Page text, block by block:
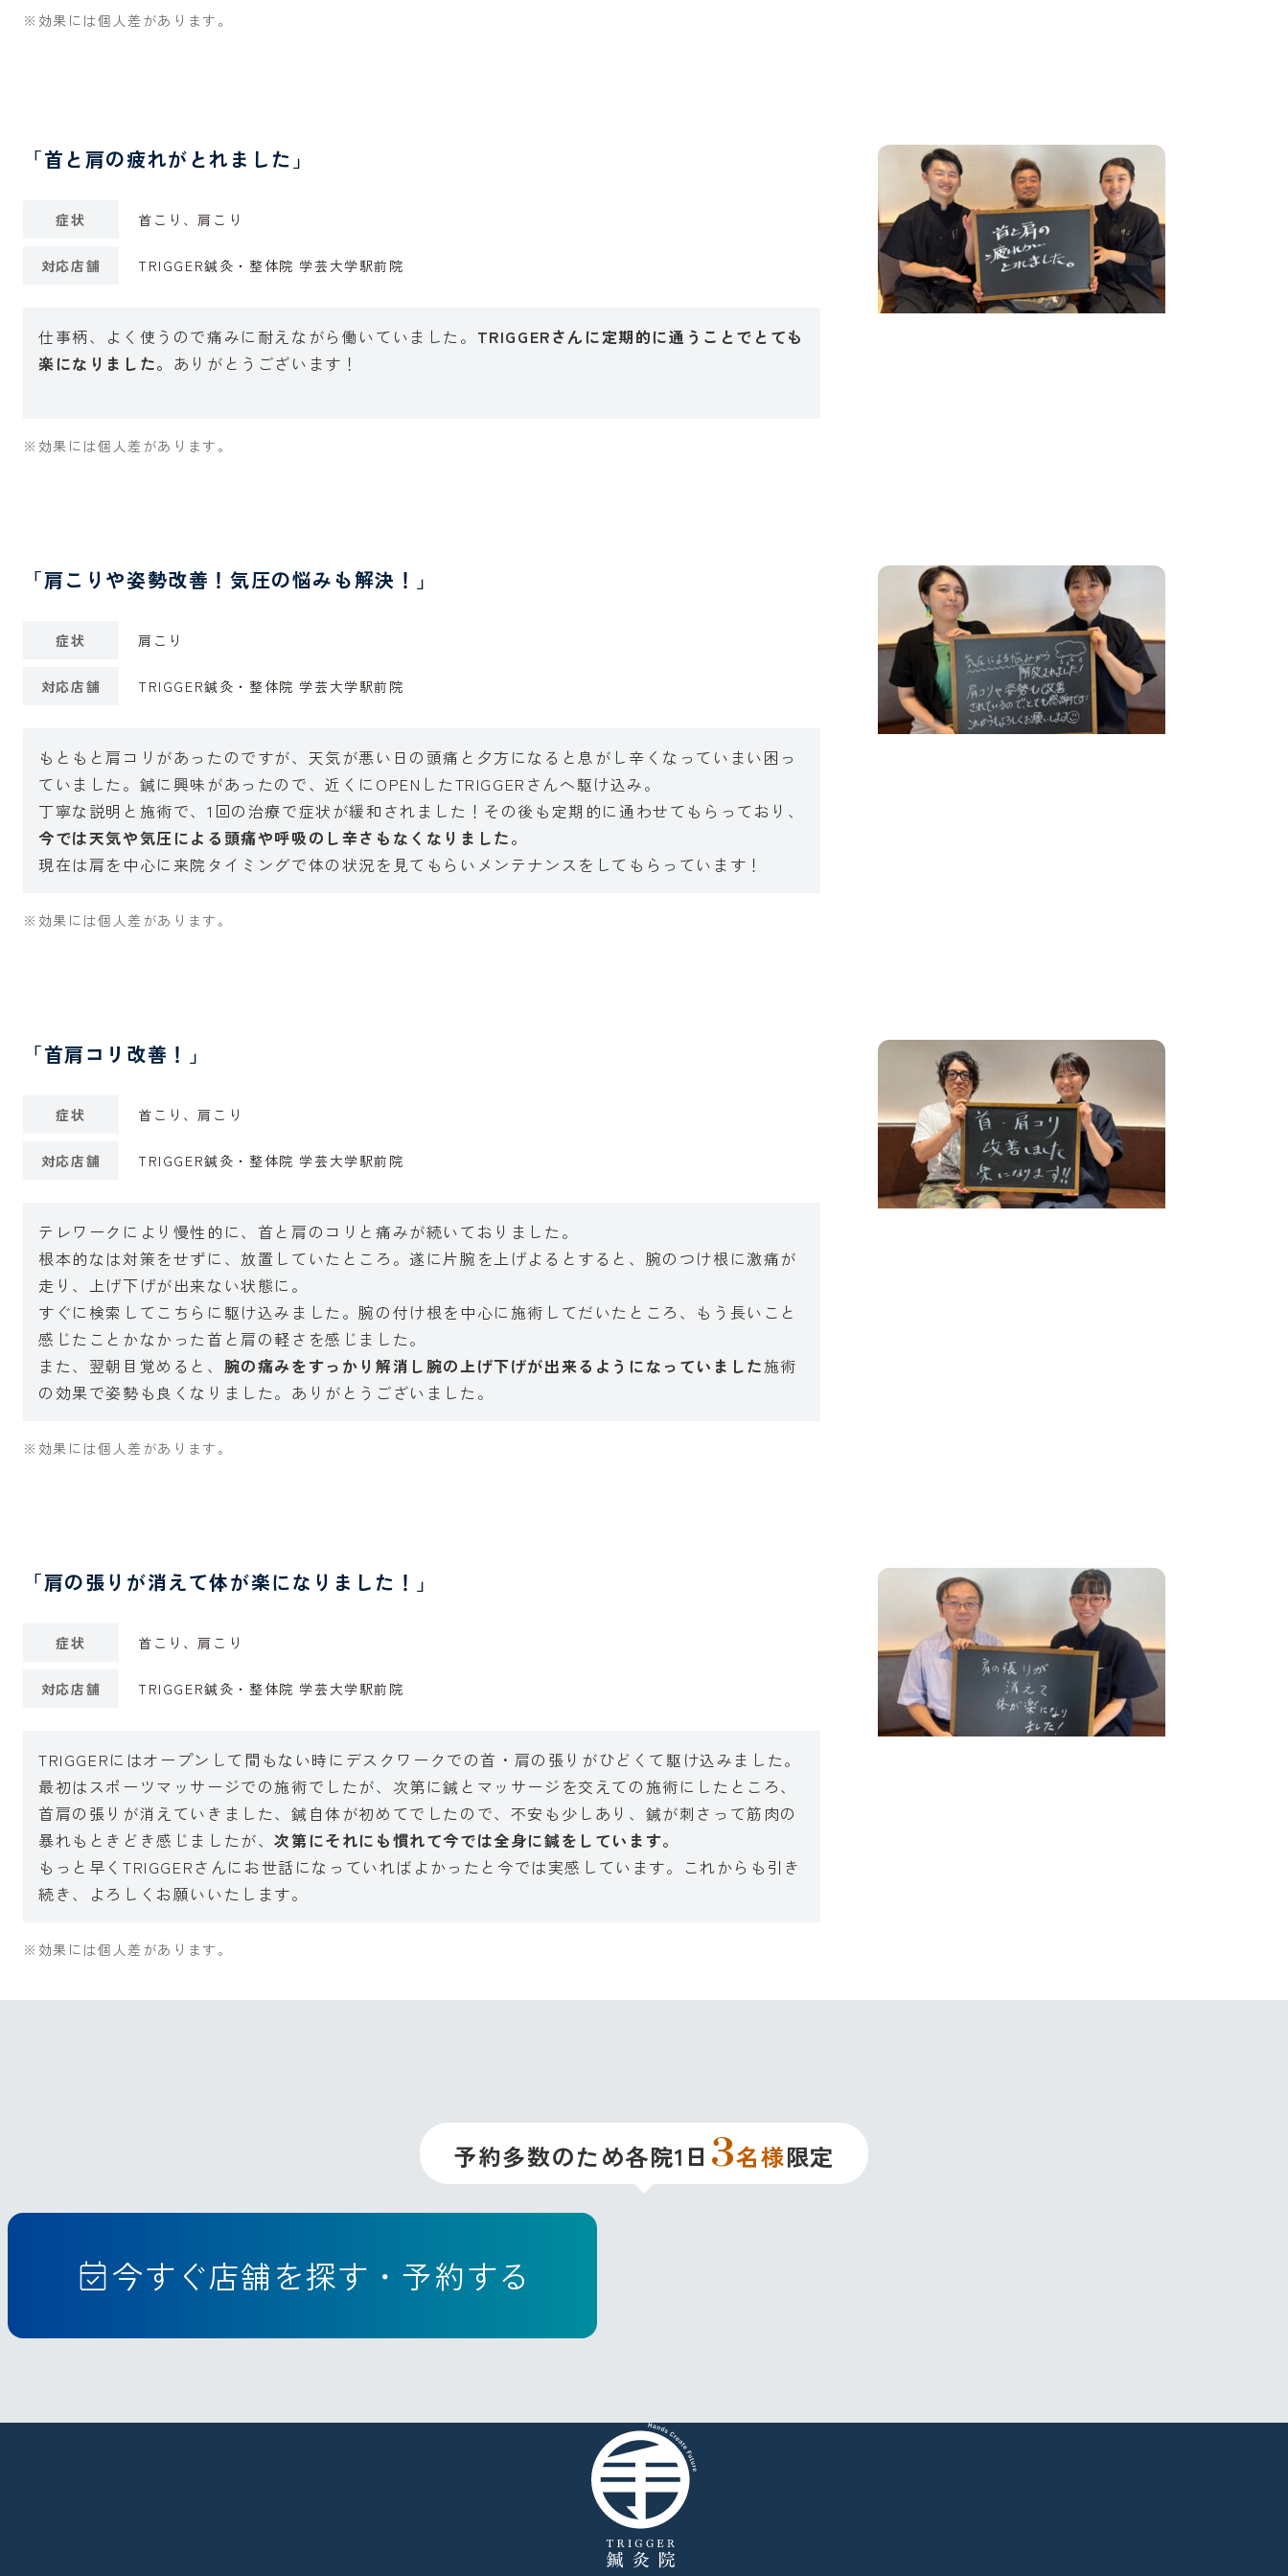
※効果には個人差があります。
「首と肩の疲れがとれました」
症状 首こり、肩こり
対応店舗 TRIGGER鍼灸・整体院 学芸大学駅前院
仕事柄、よく使うので痛みに耐えながら働いていました。 TRIGGERさんに定期的に通うことでとても
楽になりました。 ありがとうございます！
※効果には個人差があります。
「肩こりや姿勢改善！気圧の悩みも解決！」
症状 肩こり
対応店舗 TRIGGER鍼灸・整体院 学芸大学駅前院
もともと肩コリがあったのですが、天気が悪い日の頭痛と夕方になると息がし辛くなっていまい困っ
ていました。鍼に興味があったので、近くに OPEN したTRIGGER さんへ駆け込み。
丁寧な説明と施術で、 1 回の治療で症状が緩和されました！その後も定期的に通わせてもらっており、
今では天気や気圧による頭痛や呼吸のし辛さもなくなりました。
現在は肩を中心に来院タイミングで体の状況を見てもらいメンテナンスをしてもらっています！
※効果には個人差があります。
「首肩コリ改善！」
症状 首こり、肩こり
対応店舗 TRIGGER鍼灸・整体院 学芸大学駅前院
テレワークにより慢性的に、首と肩のコリと痛みが続いておりました。
根本的なは対策をせずに、放置していたところ。遂に片腕を上げよるとすると、腕のつけ根に激痛が
走り、上げ下げが出来ない状態に。
すぐに検索してこちらに駆け込みました。腕の付け根を中心に施術してだいたところ、もう長いこと
感じたことかなかった首と肩の軽さを感じました。
また、翌朝目覚めると、 腕の痛みをすっかり解消し腕の上げ下げが出来るようになっていました施術
の効果で姿勢も良くなりました。ありがとうございました。
※効果には個人差があります。
「肩の張りが消えて体が楽になりました！」
症状 首こり、肩こり
対応店舗 TRIGGER鍼灸・整体院 学芸大学駅前院
TRIGGERにはオープンして間もない時にデスクワークでの首・肩の張りがひどくて駆け込みました。
最初はスポーツマッサージでの施術でしたが、次第に鍼とマッサージを交えての施術にしたところ、
首肩の張りが消えていきました、鍼自体が初めてでしたので、不安も少しあり、鍼が刺さって筋肉の
暴れもときどき感じましたが、次第にそれにも慣れて今では全身に鍼をしています。
もっと早くTRIGGERさんにお世話になっていればよかったと今では実感しています。これからも引き
続き、よろしくお願いいたします。
※効果には個人差があります。
予約多数のため各院1日 3名様限定
今すぐ店舗を探す・予約する